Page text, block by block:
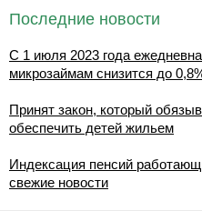
Последние новости
С 1 июля 2023 года
микрозаймам снизится до
Принят закон, который
обеспечить детей жильем
Индексация пенсий
свежие новости